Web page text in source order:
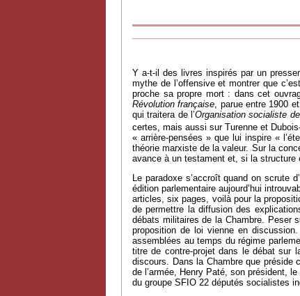
Y a-t-il des livres inspirés par un
mythe de l’offensive et montrer que
proche sa propre mort : dans cet
Révolution française, parue entre 1900
qui traitera de l’Organisation socialiste
certes, mais aussi sur Turenne et
« arrière-pensées » que lui inspire «
théorie marxiste de la valeur. Sur la
avance à un testament et, si la structure
Le paradoxe s’accroît quand on scrute
édition parlementaire aujourd’hui
articles, six pages, voilà pour la
de permettre la diffusion des
débats militaires de la Chambre. Peser
proposition de loi vienne en
assemblées au temps du régime
titre de contre-projet dans le débat sur
discours. Dans la Chambre que préside
de l’armée, Henry Paté, son président,
du groupe SFIO 22 députés socialistes